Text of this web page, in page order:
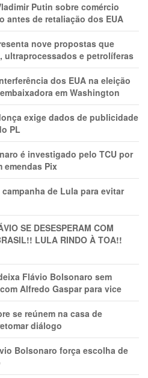
Putin sobre comércio
antes de retaliação dos EUA
nove propostas que
ultraprocessados e petrolíferas
dos EUA na eleição
em Washington
exige dados de publicidade
PL
é investigado pelo TCU por
emendas Pix
de Lula para evitar
SE DESESPERAM COM
LULA RINDO À TOA!!
Flávio Bolsonaro sem
Alfredo Gaspar para vice
se reúnem na casa de
diálogo
Bolsonaro força escolha de